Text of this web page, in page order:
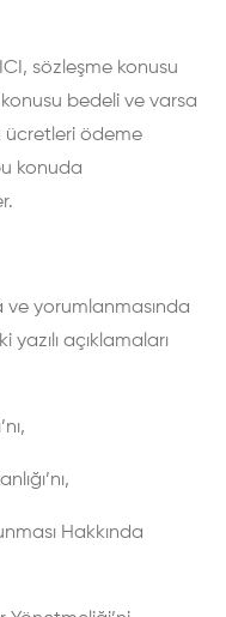
sözleşme konusu
bedeli ve varsa
ücretleri ödeme
konuda
ve yorumlanmasında
yazılı açıklamaları
Hakkında